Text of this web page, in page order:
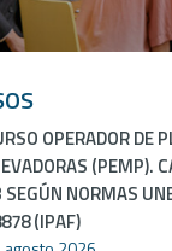
OPERADOR DE
(PEMP).
SEGÚN NORMAS
(IPAF)